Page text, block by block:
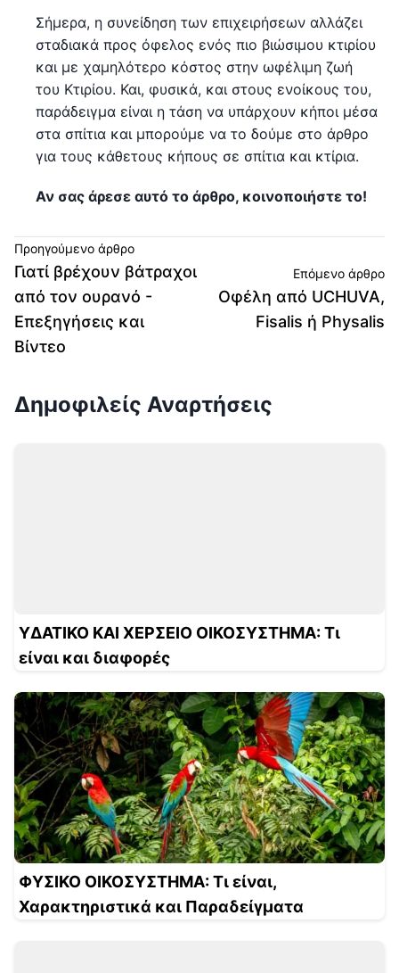
Σήμερα, η συνείδηση των επιχειρήσεων αλλάζει
σταδιακά προς όφελος ενός πιο βιώσιμου κτιρίου
και με χαμηλότερο κόστος στην ωφέλιμη ζωή
του Κτιρίου. Και, φυσικά, και στους ενοίκους του,
παράδειγμα είναι η τάση να υπάρχουν κήποι μέσα
στα σπίτια και μπορούμε να το δούμε στο άρθρο
για τους κάθετους κήπους σε σπίτια και κτίρια.
Αν σας άρεσε αυτό το άρθρο, κοινοποιήστε το!
Προηγούμενο άρθρο
Γιατί βρέχουν βάτραχοι
από τον ουρανό -
Επεξηγήσεις και
Βίντεο
Επόμενο άρθρο
Οφέλη από UCHUVA,
Fisalis ή Physalis
Δημοφιλείς Αναρτήσεις
ΥΔΑΤΙΚΟ ΚΑΙ ΧΕΡΣΕΙΟ ΟΙΚΟΣΥΣΤΗΜΑ: Τι
είναι και διαφορές
ΦΥΣΙΚΟ ΟΙΚΟΣΥΣΤΗΜΑ: Τι είναι,
Χαρακτηριστικά και Παραδείγματα